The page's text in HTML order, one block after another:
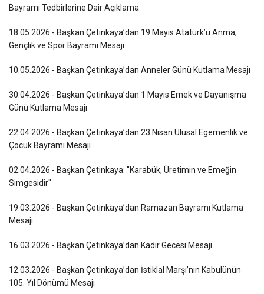
Bayramı Tedbirlerine Dair Açıklama
18.05.2026 - Başkan Çetinkaya’dan 19 Mayıs Atatürk’ü Anma,
Gençlik ve Spor Bayramı Mesajı
10.05.2026 - Başkan Çetinkaya’dan Anneler Günü Kutlama Mesajı
30.04.2026 - Başkan Çetinkaya’dan 1 Mayıs Emek ve Dayanışma
Günü Kutlama Mesajı
22.04.2026 - Başkan Çetinkaya’dan 23 Nisan Ulusal Egemenlik ve
Çocuk Bayramı Mesajı
02.04.2026 - Başkan Çetinkaya: "Karabük, Üretimin ve Emeğin
Simgesidir"
19.03.2026 - Başkan Çetinkaya’dan Ramazan Bayramı Kutlama
Mesajı
16.03.2026 - Başkan Çetinkaya’dan Kadir Gecesi Mesajı
12.03.2026 - Başkan Çetinkaya’dan İstiklal Marşı’nın Kabulünün
105. Yıl Dönümü Mesajı